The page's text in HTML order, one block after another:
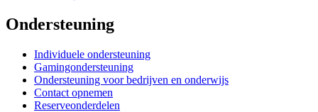
Ondersteuning
Individuele ondersteuning
Gamingondersteuning
Ondersteuning voor bedrijven en onderwijs
Contact opnemen
Reserveonderdelen